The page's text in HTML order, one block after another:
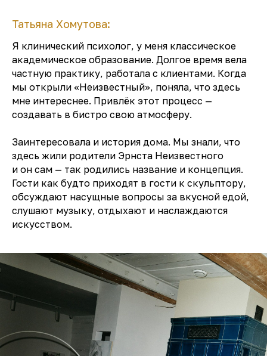
Татьяна Хомутова:
Я клинический психолог, у меня классическое
академическое образование. Долгое время вела
частную практику, работала с клиентами. Когда
мы открыли «Неизвестный», поняла, что здесь
мне интереснее. Привлёк этот процесс —
создавать в бистро свою атмосферу.
Заинтересовала и история дома. Мы знали, что
здесь жили родители Эрнста Неизвестного
и он сам — так родились название и концепция.
Гости как будто приходят в гости к скульптору,
обсуждают насущные вопросы за вкусной едой,
слушают музыку, отдыхают и наслаждаются
искусством.